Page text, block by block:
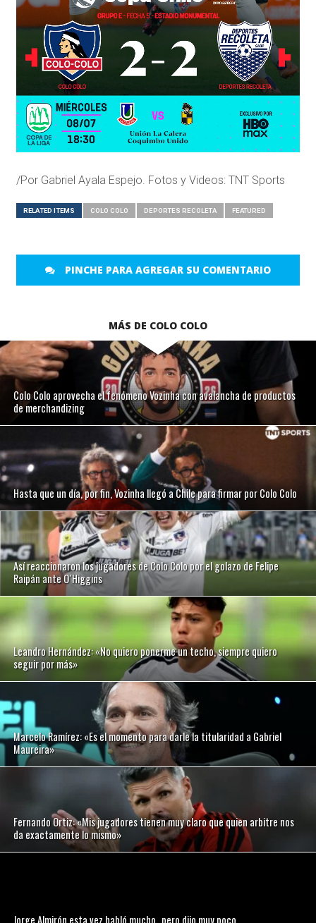
/Por Gabriel Ayala Espejo. Fotos y Videos: TNT Sports
RELATED ITEMS COLO COLO DEPORTES RECOLETA FEATURED
PINCHE PARA AGREGAR SU COMENTARIO
MÁS DE COLO COLO
Colo Colo aprovecha el fenómeno Vozinha con avalancha de productos
de merchandizing
Hasta que un día, por fin, Vozinha llegó a Chile para firmar por Colo Colo
Así reaccionaron los jugadores de Colo Colo por el golazo de Felipe
Raipán ante O´Higgins
Leandro Hernández: «No quiero ponerme un techo, siempre quiero
seguir por más»
Marcelo Ramírez: «Es el momento para darle la titularidad a Gabriel
Maureira»
Fernando Ortiz: «Mis jugadores tienen muy claro que quien arbitre nos
da exactamente lo mismo»
Jorge Almirón esta vez habló mucho…pero dijo muy poco